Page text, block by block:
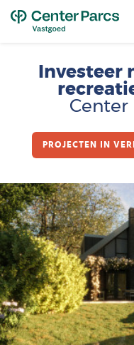
Investeer
Center
PROJECTEN IN
Afbeelding